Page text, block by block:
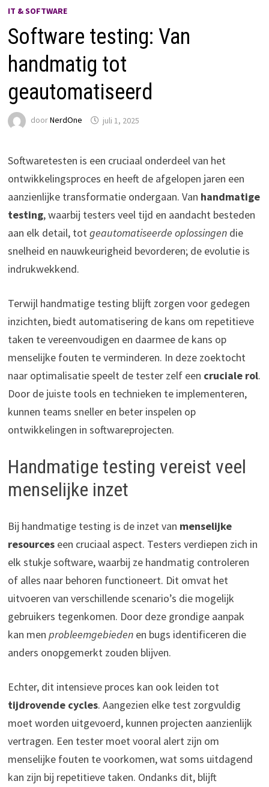
IT & SOFTWARE
Software testing: Van
handmatig tot
geautomatiseerd
doorNerdOne juli 1, 2025
Softwaretesten is een cruciaal onderdeel van het
ontwikkelingsproces en heeft de afgelopen jaren een
aanzienlijke transformatie ondergaan. Van handmatige
testing, waarbij testers veel tijd en aandacht besteden
aan elk detail, totgeautomatiseerde oplossingendie
snelheid en nauwkeurigheid bevorderen; de evolutie is
indrukwekkend.
Terwijl handmatige testing blijft zorgen voor gedegen
inzichten, biedt automatisering de kans om repetitieve
taken te vereenvoudigen en daarmee de kans op
menselijke fouten te verminderen. In deze zoektocht
naar optimalisatie speelt de tester zelf een cruciale rol.
Door de juiste tools en technieken te implementeren,
kunnen teams sneller en beter inspelen op
ontwikkelingen in softwareprojecten.
Handmatige testing vereist veel
menselijke inzet
Bij handmatige testing is de inzet van menselijke
resourceseen cruciaal aspect. Testers verdiepen zich in
elk stukje software, waarbij ze handmatig controleren
of alles naar behoren functioneert. Dit omvat het
uitvoeren van verschillende scenario’s die mogelijk
gebruikers tegenkomen. Door deze grondige aanpak
kan men probleemgebiedenen bugs identificeren die
anders onopgemerkt zouden blijven.
Echter, dit intensieve proces kan ook leiden tot
tijdrovende cycles. Aangezien elke test zorgvuldig
moet worden uitgevoerd, kunnen projecten aanzienlijk
vertragen. Een tester moet vooral alert zijn om
menselijke fouten te voorkomen, wat soms uitdagend
kan zijn bij repetitieve taken. Ondanks dit, blijft